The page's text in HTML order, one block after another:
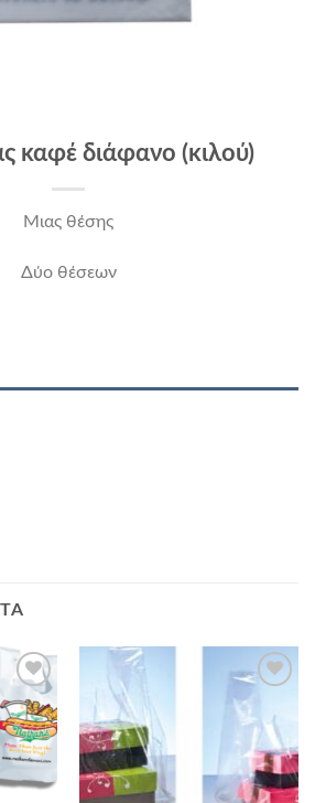
καφέ διάφανο (κιλού)
Μιας θέσης
Δύο θέσεων
Add to
Wishlist
Add to
Wishlist